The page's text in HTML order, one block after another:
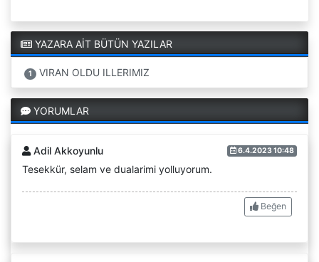
YAZARA AİT BÜTÜN YAZILAR
1 VIRAN OLDU ILLERIMIZ
YORUMLAR
Adil Akkoyunlu 6.4.2023 10:48
Tesekkür, selam ve dualarimi yolluyorum.
Beğen